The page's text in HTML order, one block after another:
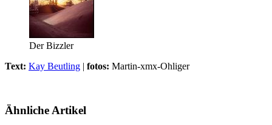
Der Bizzler
Text: Kay Beutling | fotos: Martin-xmx-Ohliger
Ähnliche Artikel